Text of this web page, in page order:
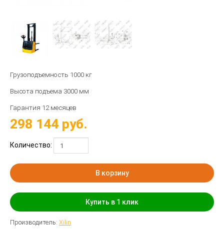
Грузоподъемность 1000 кг
Высота подъема 3000 мм
Гарантия 12 месяцев
298 144 руб.
Количество:
В корзину
Купить в 1 клик
Производитель: Xilin